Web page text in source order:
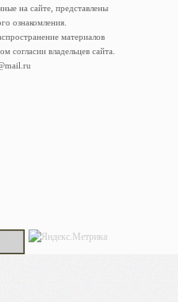
на сайте, представлены
ознакомления.
материалов
согласии владельцев сайта.